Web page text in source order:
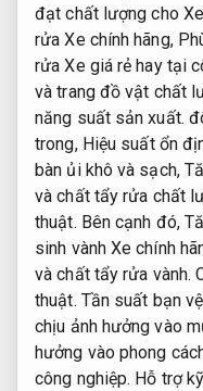
đạt chất lượng cho
rửa Xe chính hãng,
rửa Xe giá rẻ hay tại
và trang đồ vật chất
năng suất sản xuất.
trong, Hiệu suất ổn
bàn ủi khô và sạch,
và chất tẩy rửa chất
thuật. Bên cạnh đó,
sinh vành Xe chính
và chất tẩy rửa vành.
thuật. Tần suất bạn
chịu ảnh hưởng vào
hưởng vào phong
công nghiệp. Hỗ trợ